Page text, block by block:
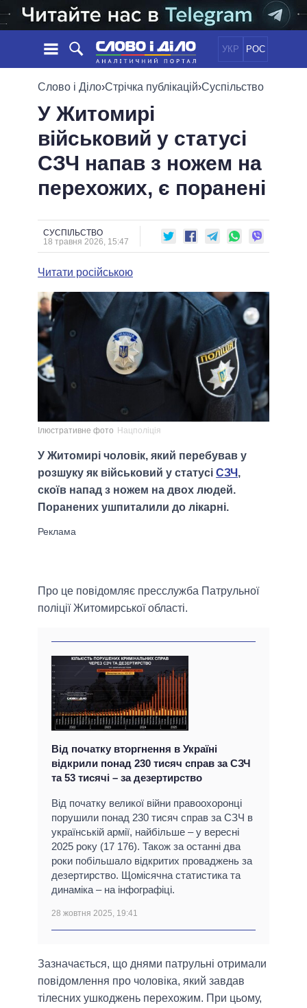
УКР РОС
НОВИНИ
СТРІЧКА
ПОДІЇ
СТАТТІ
ОГЛЯДИ
ДАЙДЖЕСТИ
ЕКОНОМІКА
СУСПІЛЬСТВО
ОБIЦЯНКИ
ПОЛIТИКИ
ПРЕЗИДЕНТ І ОФІС
ВЕРХОВНА РАДА
КАБІНЕТ МІНІСТРІВ
МЕРИ МІСТ
ВСІ ПЕРСОНИ
ПІДТРИМАТИ
ПОРІВНЯННЯ ПОЛІТИКІВ
Слово і Діло›Стрічка публікацій›Суспільство
У Житомирі
військовий у статусі
СЗЧ напав з ножем на
перехожих, є поранені
СУСПІЛЬСТВО
18 травня 2026, 15:47
Читати російською
Ілюстративне фото Нацполіція
У Житомирі чоловік, який перебував у
розшуку як військовий у статусі СЗЧ ,
скоїв напад з ножем на двох людей.
Поранених ушпиталили до лікарні.
Про це повідомляє пресслужба Патрульної
поліції Житомирської області.
Від початку вторгнення в Україні
відкрили понад 230 тисяч справ за СЗЧ
та 53 тисячі – за дезертирство
Від початку великої війни правоохоронці
порушили понад 230 тисяч справ за СЗЧ в
українській армії, найбільше – у вересні
2025 року (17 176). Також за останні два
роки побільшало відкритих проваджень за
дезертирство. Щомісячна статистика та
динаміка – на інфографіці.
28 жовтня 2025, 19:41
Зазначається, що днями патрульні отримали
повідомлення про чоловіка, який завдав
тілесних ушкоджень перехожим. При цьому,